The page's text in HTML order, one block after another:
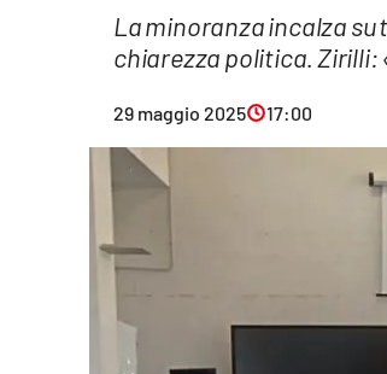
La minoranza incalza
chiarezza politica. Zirilli:
29 maggio 2025 17:00